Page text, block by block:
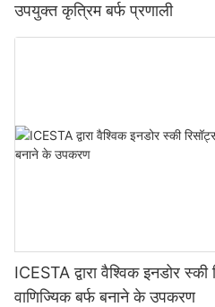
उपयुक्त कृत्रिम बर्फ प्रणाली
ICESTA द्वारा वैश्विक इनडोर
वाणिज्यिक बर्फ बनाने के उपकरण